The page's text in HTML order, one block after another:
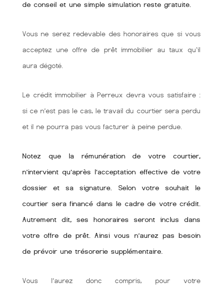
de conseil et une simple simulation reste gratuite.
Vous ne serez redevable des honoraires que si vous
acceptez une offre de prêt immobilier au taux qu'il
aura dégoté.
Le crédit immobilier à Perreux devra vous satisfaire :
si ce n’est pas le cas, le travail du courtier sera perdu
et il ne pourra pas vous facturer à peine perdue.
Notez que la rémunération de votre courtier,
n’intervient qu’après l’acceptation effective de votre
dossier et sa signature. Selon votre souhait le
courtier sera financé dans le cadre de votre crédit.
Autrement dit, ses honoraires seront inclus dans
votre offre de prêt. Ainsi vous n’aurez pas besoin
de prévoir une trésorerie supplémentaire.
Vous l’aurez donc compris, pour votre